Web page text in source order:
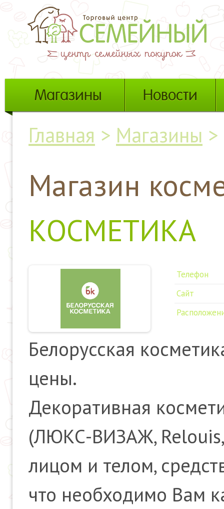
Магазины Новости
Главная > Магазины >
Магазин
КОСМЕТИКА
Телефон
Сайт
Белорусская
цены.
Декоративная
(ЛЮКС-ВИЗАЖ, Relouis,
лицом и телом,
что необходимо Вам